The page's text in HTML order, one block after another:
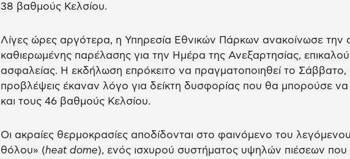
38 βαθμούς Κελσίου.
Λίγες ώρες αργότερα, η Υπηρεσία Εθνικών Πάρκων ανακοίνωσε την
καθιερωμένης παρέλασης για την Ημέρα της Ανεξαρτησίας,
ασφαλείας. Η εκδήλωση επρόκειτο να πραγματοποιηθεί το Σάββατο,
προβλέψεις έκαναν λόγο για δείκτη δυσφορίας που θα μπορούσε
και τους 46 βαθμούς Κελσίου.
Οι ακραίες θερμοκρασίες αποδίδονται στο φαινόμενο του
θόλου» (heat dome), ενός ισχυρού συστήματος υψηλών πιέσεων που